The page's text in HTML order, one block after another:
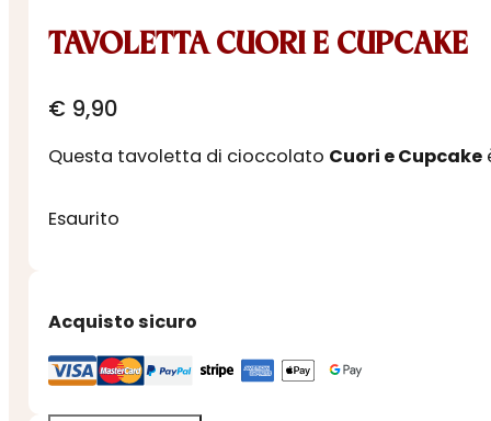
TAVOLETTA CUORI E CUPCAKE
€ 9,90
Questa tavoletta di cioccolato Cuori e Cupcake
Esaurito
Acquisto sicuro